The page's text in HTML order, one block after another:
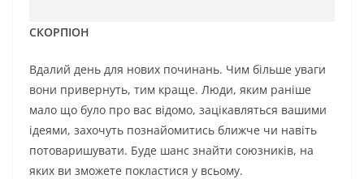
СКОРПІОН
Вдалий день для нових починань. Чим більше уваги
вони привернуть, тим краще. Люди, яким раніше
мало що було про вас відомо, зацікавляться вашими
ідеями, захочуть познайомитись ближче чи навіть
потоваришувати. Буде шанс знайти союзників, на
яких ви зможете покластися у всьому.